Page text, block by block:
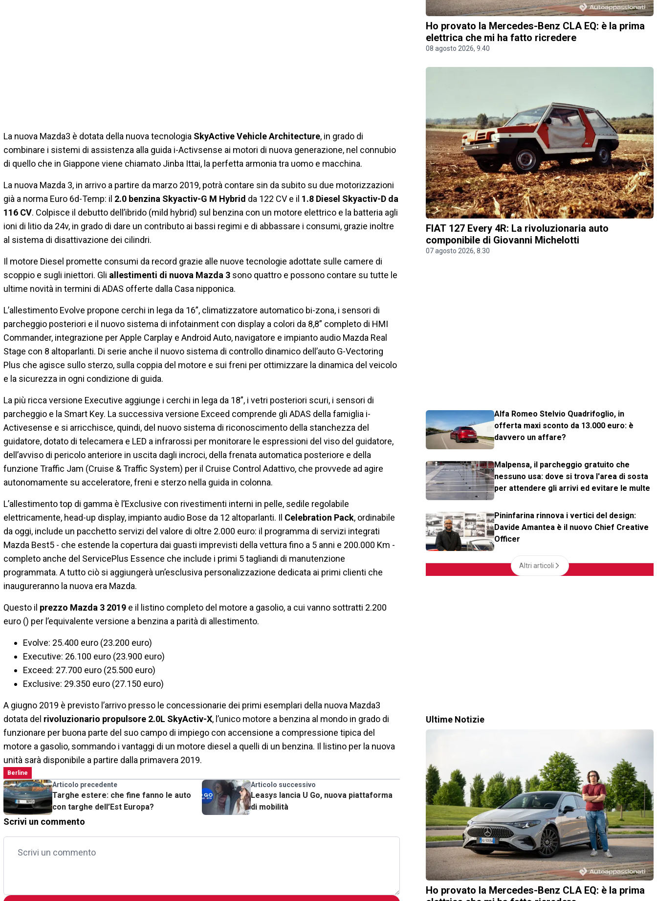
La nuova Mazda3 è dotata della nuova tecnologia SkyActive Vehicle Architecture, in grado di
combinare i sistemi di assistenza alla guida i-Activsense ai motori di nuova generazione, nel connubio
di quello che in Giappone viene chiamato Jinba Ittai, la perfetta armonia tra uomo e macchina.
La nuova Mazda 3, in arrivo a partire da marzo 2019, potrà contare sin da subito su due motorizzazioni
già a norma Euro 6d-Temp: il 2.0 benzina Skyactiv-G M Hybrid da 122 CV e il 1.8 Diesel Skyactiv-D da
116 CV. Colpisce il debutto dell’ibrido (mild hybrid) sul benzina con un motore elettrico e la batteria agli
ioni di litio da 24v, in grado di dare un contributo ai bassi regimi e di abbassare i consumi, grazie inoltre
al sistema di disattivazione dei cilindri.
Il motore Diesel promette consumi da record grazie alle nuove tecnologie adottate sulle camere di
scoppio e sugli iniettori. Gli allestimenti di nuova Mazda 3 sono quattro e possono contare su tutte le
ultime novità in termini di ADAS offerte dalla Casa nipponica.
L’allestimento Evolve propone cerchi in lega da 16”, climatizzatore automatico bi-zona, i sensori di
parcheggio posteriori e il nuovo sistema di infotainment con display a colori da 8,8” completo di HMI
Commander, integrazione per Apple Carplay e Android Auto, navigatore e impianto audio Mazda Real
Stage con 8 altoparlanti. Di serie anche il nuovo sistema di controllo dinamico dell’auto G-Vectoring
Plus che agisce sullo sterzo, sulla coppia del motore e sui freni per ottimizzare la dinamica del veicolo
e la sicurezza in ogni condizione di guida.
La più ricca versione Executive aggiunge i cerchi in lega da 18”, i vetri posteriori scuri, i sensori di
parcheggio e la Smart Key. La successiva versione Exceed comprende gli ADAS della famiglia i-
Activesense e si arricchisce, quindi, del nuovo sistema di riconoscimento della stanchezza del
guidatore, dotato di telecamera e LED a infrarossi per monitorare le espressioni del viso del guidatore,
dell’avviso di pericolo anteriore in uscita dagli incroci, della frenata automatica posteriore e della
funzione Traffic Jam (Cruise & Traffic System) per il Cruise Control Adattivo, che provvede ad agire
autonomamente su acceleratore, freni e sterzo nella guida in colonna.
L’allestimento top di gamma è l’Exclusive con rivestimenti interni in pelle, sedile regolabile
elettricamente, head-up display, impianto audio Bose da 12 altoparlanti. Il Celebration Pack, ordinabile
da oggi, include un pacchetto servizi del valore di oltre 2.000 euro: il programma di servizi integrati
Mazda Best5 - che estende la copertura dai guasti imprevisti della vettura fino a 5 anni e 200.000 Km -
completo anche del ServicePlus Essence che include i primi 5 tagliandi di manutenzione
programmata. A tutto ciò si aggiungerà un’esclusiva personalizzazione dedicata ai primi clienti che
inaugureranno la nuova era Mazda.
Questo il prezzo Mazda 3 2019 e il listino completo del motore a gasolio, a cui vanno sottratti 2.200
euro () per l’equivalente versione a benzina a parità di allestimento.
Evolve: 25.400 euro (23.200 euro)
Executive: 26.100 euro (23.900 euro)
Exceed: 27.700 euro (25.500 euro)
Exclusive: 29.350 euro (27.150 euro)
A giugno 2019 è previsto l’arrivo presso le concessionarie dei primi esemplari della nuova Mazda3
dotata del rivoluzionario propulsore 2.0L SkyActiv-X, l’unico motore a benzina al mondo in grado di
funzionare per buona parte del suo campo di impiego con accensione a compressione tipica del
motore a gasolio, sommando i vantaggi di un motore diesel a quelli di un benzina. Il listino per la nuova
unità sarà disponibile a partire dalla primavera 2019.
Berline
Articolo precedente
Targhe estere: che fine fanno le auto
con targhe dell’Est Europa?
Articolo successivo
Leasys lancia U Go, nuova piattaforma
di mobilità
Scrivi un commento
Ho provato la Mercedes-Benz CLA EQ: è la prima
elettrica che mi ha fatto ricredere
08 agosto 2026, 9.40
FIAT 127 Every 4R: La rivoluzionaria auto
componibile di Giovanni Michelotti
07 agosto 2026, 8.30
Alfa Romeo Stelvio Quadrifoglio, in
offerta maxi sconto da 13.000 euro: è
davvero un affare?
Malpensa, il parcheggio gratuito che
nessuno usa: dove si trova l'area di sosta
per attendere gli arrivi ed evitare le multe
Pininfarina rinnova i vertici del design:
Davide Amantea è il nuovo Chief Creative
Officer
Altri articoli
Ultime Notizie
Ho provato la Mercedes-Benz CLA EQ: è la prima